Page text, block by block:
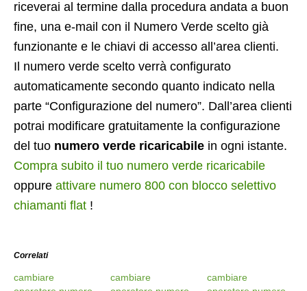
riceverai al termine dalla procedura andata a buon
fine, una e-mail con il Numero Verde scelto già
funzionante e le chiavi di accesso all’area clienti.
Il numero verde scelto verrà configurato
automaticamente secondo quanto indicato nella
parte “Configurazione del numero”. Dall’area clienti
potrai modificare gratuitamente la configurazione
del tuo numero verde ricaricabile in ogni istante.
Compra subito il tuo numero verde ricaricabile
oppure attivare numero 800 con blocco selettivo
chiamanti flat !
Correlati
cambiare
cambiare
cambiare